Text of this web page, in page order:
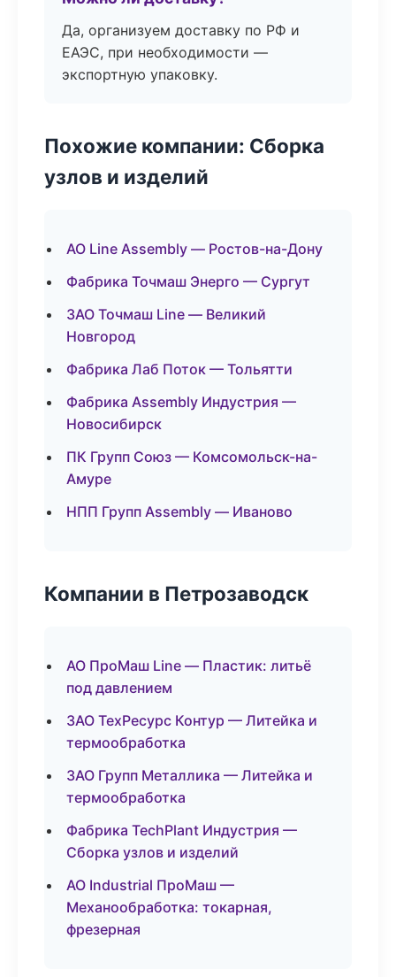
Да, организуем доставку по РФ и
ЕАЭС, при необходимости —
экспортную упаковку.
Похожие компании: Сборка
узлов и изделий
АО Line Assembly — Ростов-на-Дону
Фабрика Точмаш Энерго — Сургут
ЗАО Точмаш Line — Великий
Новгород
Фабрика Лаб Поток — Тольятти
Фабрика Assembly Индустрия —
Новосибирск
ПК Групп Союз — Комсомольск-на-
Амуре
НПП Групп Assembly — Иваново
Компании в Петрозаводск
АО ПроМаш Line — Пластик: литьё
под давлением
ЗАО ТехРесурс Контур — Литейка и
термообработка
ЗАО Групп Металлика — Литейка и
термообработка
Фабрика TechPlant Индустрия —
Сборка узлов и изделий
АО Industrial ПроМаш —
Механообработка: токарная,
фрезерная